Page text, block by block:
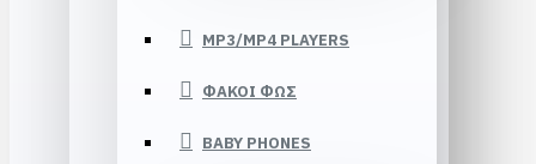
MP3/MP4 PLAYERS
ΦΑΚΟΙ ΦΩΣ
BABY PHONES